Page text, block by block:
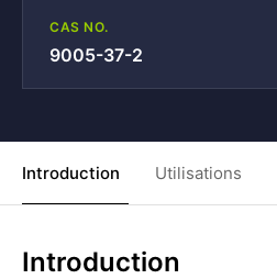
CAS NO.
9005-37-2
Introduction Utilisations
Introduction